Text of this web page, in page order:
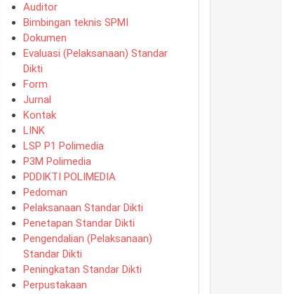
Auditor
Bimbingan teknis SPMI
Dokumen
Evaluasi (Pelaksanaan) Standar
Dikti
Form
Jurnal
Kontak
LINK
LSP P1 Polimedia
P3M Polimedia
PDDIKTI POLIMEDIA
Pedoman
Pelaksanaan Standar Dikti
Penetapan Standar Dikti
Pengendalian (Pelaksanaan)
Standar Dikti
Peningkatan Standar Dikti
Perpustakaan